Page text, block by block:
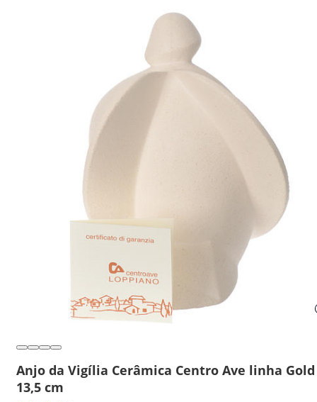
Anjo da Vigília Cerâmica Centro Ave linha Gold
13,5 cm